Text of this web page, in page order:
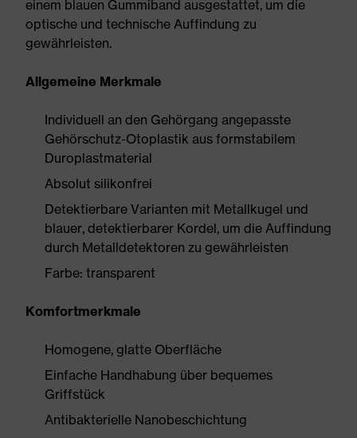
einem blauen Gummiband ausgestattet, um die
optische und technische Auffindung zu
gewährleisten.
Allgemeine Merkmale
Individuell an den Gehörgang angepasste
Gehörschutz-Otoplastik aus formstabilem
Duroplastmaterial
Absolut silikonfrei
Detektierbare Varianten mit Metallkugel und
blauer, detektierbarer Kordel, um die Auffindung
durch Metalldetektoren zu gewährleisten
Farbe: transparent
Komfortmerkmale
Homogene, glatte Oberfläche
Einfache Handhabung über bequemes
Griffstück
Antibakterielle Nanobeschichtung